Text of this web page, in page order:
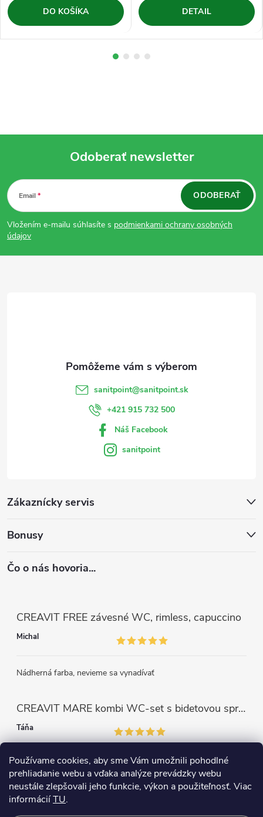
Používame cookies, aby sme Vám umožnili pohodlné
prehliadanie webu a vďaka analýze prevádzky webu
neustále zlepšovali jeho funkcie, výkon a použiteľnosť. Viac
informáciíTU.
DO KOŠÍKA DETAIL
Z
á
p
Odoberať newsletter
Email
Vložením e-mailu súhlasíte s podmienkami ochrany osobných
údajov
ODOBERAŤ
Zákaznícky servis
Bonusy
Čo o nás hovoria...
CREAVIT FREE závesné WC, rimless, capuccino
Michal
Nádherná farba, nevieme sa vynadívať
CREAVIT MARE kombi WC-set s bidetovou sprškou, rimless, biela
Táňa
Perfektný výrobok. Som veľmi spokojná.
sanitpoint@sanitpoint.sk
+421 915 732 500
Náš Facebook
sanitpoint
Copyright 2026